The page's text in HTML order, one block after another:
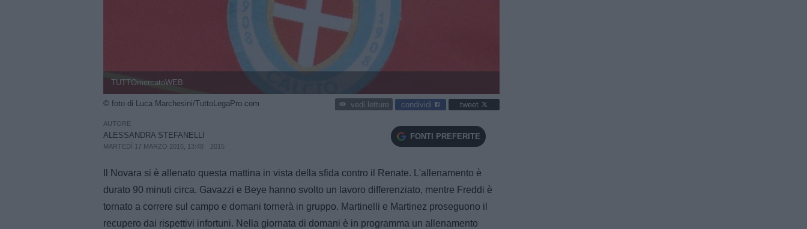
TUTTOmercatoWEB
© foto di Luca Marchesini/TuttoLegaPro.com vedi letture condividi tweet
AUTORE
ALESSANDRA STEFANELLI
MARTEDÌ 17 MARZO 2015, 13:48 2015
FONTI PREFERITE
Il Novara si è allenato questa mattina in vista della sfida contro il Renate. L'allenamento è
durato 90 minuti circa. Gavazzi e Beye hanno svolto un lavoro differenziato, mentre Freddi è
tornato a correre sul campo e domani tornerà in gruppo. Martinelli e Martinez proseguono il
recupero dai rispettivi infortuni. Nella giornata di domani è in programma un allenamento